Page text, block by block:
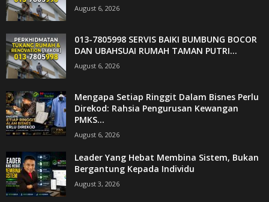
August 6, 2026
013-7805998 SERVIS BAIKI BUMBUNG BOCOR
DAN UBAHSUAI RUMAH TAMAN PUTRI...
August 6, 2026
Mengapa Setiap Ringgit Dalam Bisnes Perlu
Direkod: Rahsia Pengurusan Kewangan
PMKS...
August 6, 2026
Leader Yang Hebat Membina Sistem, Bukan
Bergantung Kepada Individu
August 3, 2026